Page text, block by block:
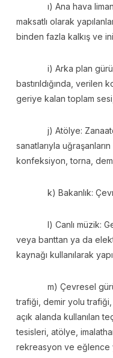
ı) Ana hava limanı:
maksatlı olarak
binden fazla kalkış ve
i) Arka plan
bastırıldığında,
geriye kalan toplam sesi,
j) Atölye:
sanatlarıyla
konfeksiyon, torna,
k) Bakanlık: Çevre
l) Canlı müzik:
veya banttan ya da
kaynağı kullanılarak
m) Çevresel gürültü:
trafiği, demir yolu
açık alanda kullanılan
tesisleri, atölye,
rekreasyon ve eğlence